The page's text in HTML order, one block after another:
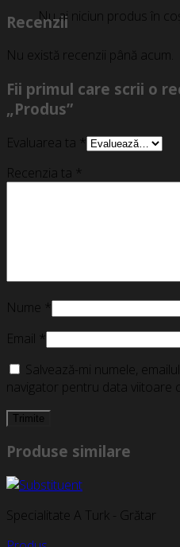
Nu ai niciun produs în
Recenzii
Nu există recenzii până acum.
Fii primul care scrii o
„Produs”
Evaluarea ta *
Recenzia ta *
Nume *
Email *
Salvează-mi numele,
navigator pentru data viitoare
Produse similare
Specialitate A Turk - Grătar